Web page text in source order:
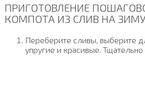
ПРИГОТОВЛЕНИЕ
КОМПОТА ИЗ СЛИВ НА ЗИМУ
Переберите сливы, выберите
упругие и красивые.